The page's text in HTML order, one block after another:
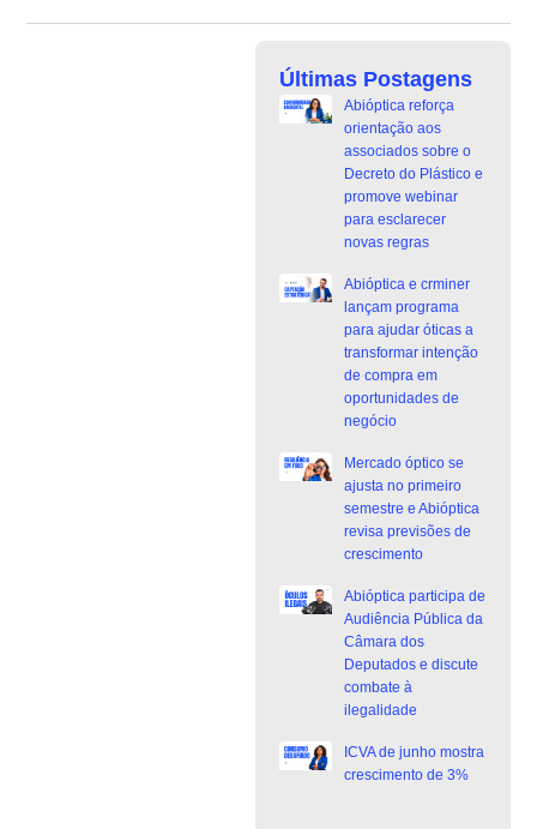
Últimas Postagens
Abióptica reforça
orientação aos
associados sobre o
Decreto do Plástico e
promove webinar
para esclarecer
novas regras
Abióptica e crminer
lançam programa
para ajudar óticas a
transformar intenção
de compra em
oportunidades de
negócio
Mercado óptico se
ajusta no primeiro
semestre e Abióptica
revisa previsões de
crescimento
Abióptica participa de
Audiência Pública da
Câmara dos
Deputados e discute
combate à
ilegalidade
ICVA de junho mostra
crescimento de 3%